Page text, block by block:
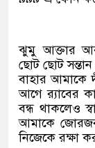
ঝুমু আক্তার
ছোট ছোট
বাহার আমাকে
আগে র‌্যাবের
বন্ধ থাকলেও
আমাকে
নিজেকে রক্ষা